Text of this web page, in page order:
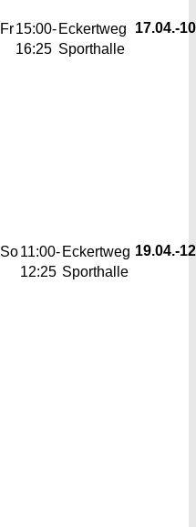
Fr15:00-
16:25
Eckertweg
Sporthalle
17.04.-
So11:00-
12:25
Eckertweg
Sporthalle
19.04.-